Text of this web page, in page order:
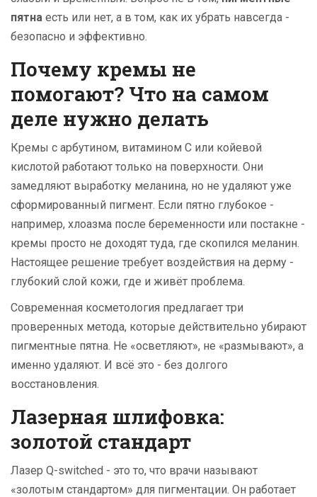
пятна есть или нет, а в том, как их убрать навсегда -
безопасно и эффективно.
Почему кремы не
помогают? Что на самом
деле нужно делать
Кремы с арбутином, витамином С или койевой
кислотой работают только на поверхности. Они
замедляют выработку меланина, но не удаляют уже
сформированный пигмент. Если пятно глубокое -
например, хлоазма после беременности или постакне -
кремы просто не доходят туда, где скопился меланин.
Настоящее решение требует воздействия на дерму -
глубокий слой кожи, где и живёт проблема.
Современная косметология предлагает три
проверенных метода, которые действительно убирают
пигментные пятна. Не «осветляют», не «размывают», а
именно удаляют. И всё это - без долгого
восстановления.
Лазерная шлифовка:
золотой стандарт
Лазер Q-switched - это то, что врачи называют
«золотым стандартом» для пигментации. Он работает